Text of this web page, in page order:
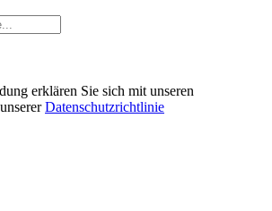
erklären Sie sich mit unseren
Datenschutzrichtlinie